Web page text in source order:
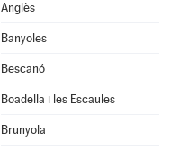
Anglès
Banyoles
Bescanó
Boadella i les Escaules
Brunyola